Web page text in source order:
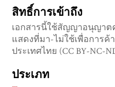
สิทธิ์การเข้าถึง
เอกสารนี้ใช้สัญญาอนุญา
แสดงที่มา-ไม่ใช้เพื่อการค้
ประเทศไทย (CC BY-NC-
ประเภท